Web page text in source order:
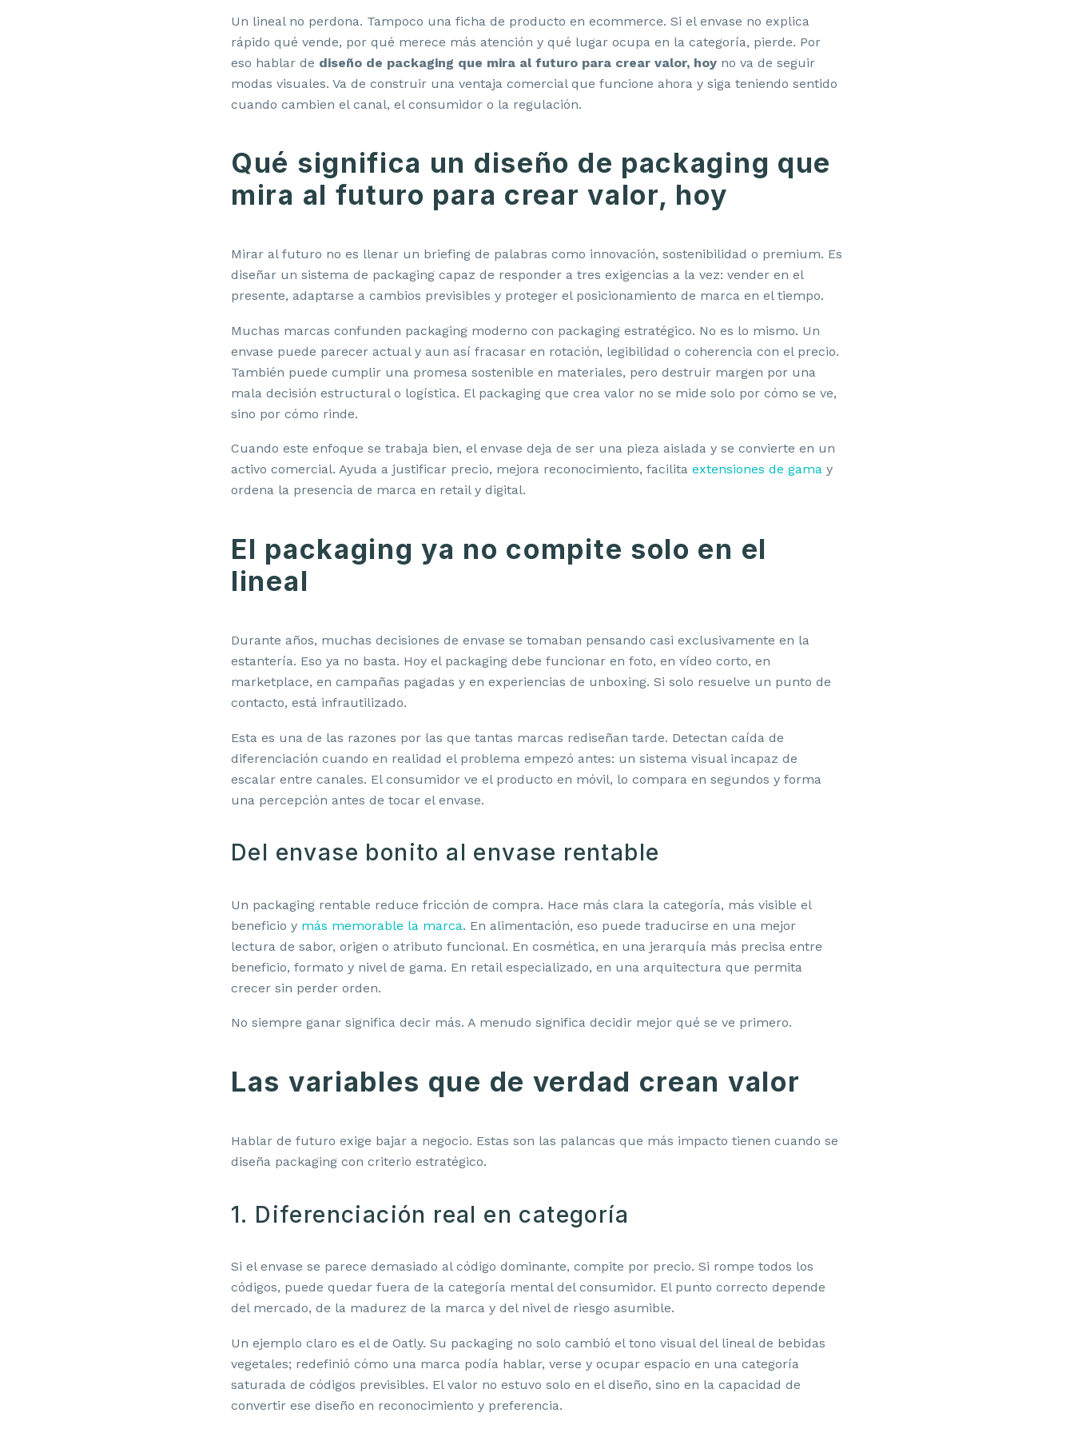
Un lineal no perdona. Tampoco una ficha de producto en ecommerce. Si el envase no explica
rápido qué vende, por qué merece más atención y qué lugar ocupa en la categoría, pierde. Por
eso hablar de diseño de packaging que mira al futuro para crear valor, hoy no va de seguir
modas visuales. Va de construir una ventaja comercial que funcione ahora y siga teniendo sentido
cuando cambien el canal, el consumidor o la regulación.
Qué significa un diseño de packaging que
mira al futuro para crear valor, hoy
Mirar al futuro no es llenar un briefing de palabras como innovación, sostenibilidad o premium. Es
diseñar un sistema de packaging capaz de responder a tres exigencias a la vez: vender en el
presente, adaptarse a cambios previsibles y proteger el posicionamiento de marca en el tiempo.
Muchas marcas confunden packaging moderno con packaging estratégico. No es lo mismo. Un
envase puede parecer actual y aun así fracasar en rotación, legibilidad o coherencia con el precio.
También puede cumplir una promesa sostenible en materiales, pero destruir margen por una
mala decisión estructural o logística. El packaging que crea valor no se mide solo por cómo se ve,
sino por cómo rinde.
Cuando este enfoque se trabaja bien, el envase deja de ser una pieza aislada y se convierte en un
activo comercial. Ayuda a justificar precio, mejora reconocimiento, facilita extensiones de gama y
ordena la presencia de marca en retail y digital.
El packaging ya no compite solo en el
lineal
Durante años, muchas decisiones de envase se tomaban pensando casi exclusivamente en la
estantería. Eso ya no basta. Hoy el packaging debe funcionar en foto, en vídeo corto, en
marketplace, en campañas pagadas y en experiencias de unboxing. Si solo resuelve un punto de
contacto, está infrautilizado.
Esta es una de las razones por las que tantas marcas rediseñan tarde. Detectan caída de
diferenciación cuando en realidad el problema empezó antes: un sistema visual incapaz de
escalar entre canales. El consumidor ve el producto en móvil, lo compara en segundos y forma
una percepción antes de tocar el envase.
Del envase bonito al envase rentable
Un packaging rentable reduce fricción de compra. Hace más clara la categoría, más visible el
beneficio y más memorable la marca. En alimentación, eso puede traducirse en una mejor
lectura de sabor, origen o atributo funcional. En cosmética, en una jerarquía más precisa entre
beneficio, formato y nivel de gama. En retail especializado, en una arquitectura que permita
crecer sin perder orden.
No siempre ganar significa decir más. A menudo significa decidir mejor qué se ve primero.
Las variables que de verdad crean valor
Hablar de futuro exige bajar a negocio. Estas son las palancas que más impacto tienen cuando se
diseña packaging con criterio estratégico.
1. Diferenciación real en categoría
Si el envase se parece demasiado al código dominante, compite por precio. Si rompe todos los
códigos, puede quedar fuera de la categoría mental del consumidor. El punto correcto depende
del mercado, de la madurez de la marca y del nivel de riesgo asumible.
Un ejemplo claro es el de Oatly. Su packaging no solo cambió el tono visual del lineal de bebidas
vegetales; redefinió cómo una marca podía hablar, verse y ocupar espacio en una categoría
saturada de códigos previsibles. El valor no estuvo solo en el diseño, sino en la capacidad de
convertir ese diseño en reconocimiento y preferencia.